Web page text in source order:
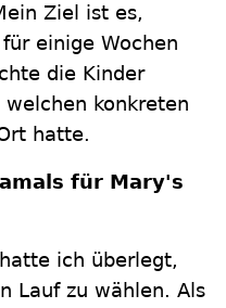
Ziel ist es,
einige Wochen
die Kinder
welchen konkreten
hatte.
für Mary's
ich überlegt,
Lauf zu wählen. Als